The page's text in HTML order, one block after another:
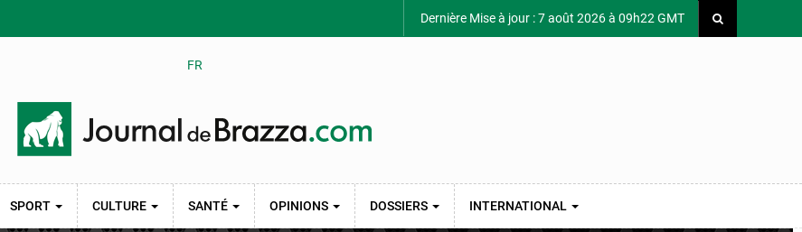
Dernière Mise à jour : 7 août 2026 à 09h22 GMT
FR
SPORT CULTURE SANTÉ OPINIONS DOSSIERS INTERNATIONAL